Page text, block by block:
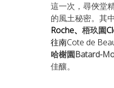
這一次，尋俠堂
的風土秘密。其
Roche、 梧玖園
往南Cote de
哈榭園Batard-
佳釀。